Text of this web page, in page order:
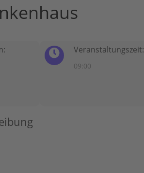
Veranstaltungszeit:
09:00